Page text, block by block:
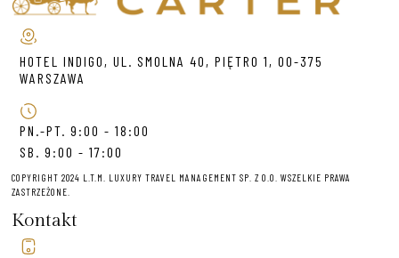
HOTEL INDIGO, UL. SMOLNA 40, PIĘTRO 1, 00-375
WARSZAWA
PN.-PT. 9:00 - 18:00
SB. 9:00 - 17:00
COPYRIGHT 2024 L.T.M. LUXURY TRAVEL MANAGEMENT SP. Z O.O. WSZELKIE PRAWA
ZASTRZEŻONE.
Kontakt